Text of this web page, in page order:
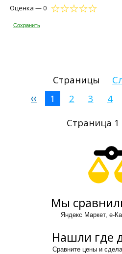
Оценка — 0
Сохранить
Страницы
1
2 3 4
Страница 1
Мы
Яндекс Маркет, е-
Нашли где
Сравните цены и